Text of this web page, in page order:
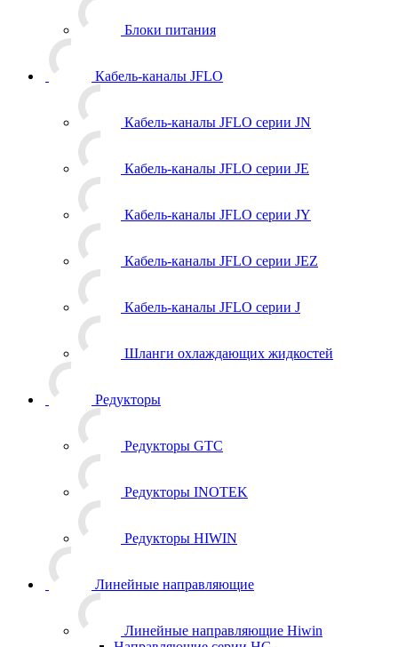
Блоки питания
Кабель-каналы JFLO
Кабель-каналы JFLO серии JN
Кабель-каналы JFLO серии JE
Кабель-каналы JFLO серии JY
Кабель-каналы JFLO серии JEZ
Кабель-каналы JFLO серии J
Шланги охлаждающих жидкостей
Редукторы
Редукторы GTC
Редукторы INOTEK
Редукторы HIWIN
Линейные направляющие
Линейные направляющие Hiwin